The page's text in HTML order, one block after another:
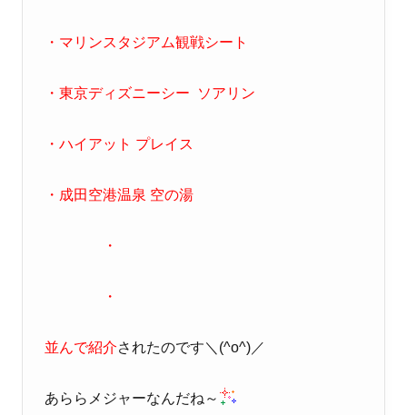
・マリンスタジアム観戦シート
・東京ディズニーシー ソアリン
・ハイアット プレイス
・成田空港温泉 空の湯
・
・
並んで紹介されたのです＼(^o^)／
あららメジャーなんだね～